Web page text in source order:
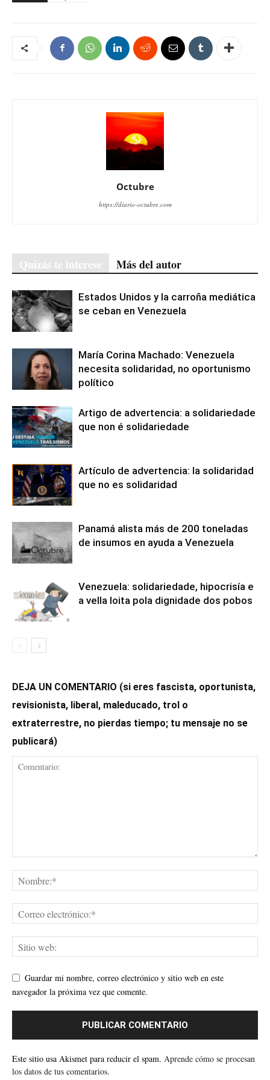
Octubre
https://diario-octubre.com
Quizás te interese Más del autor
Estados Unidos y la carroña mediática
se ceban en Venezuela
María Corina Machado: Venezuela
necesita solidaridad, no oportunismo
político
Artigo de advertencia: a solidariedade
que non é solidariedade
Artículo de advertencia: la solidaridad
que no es solidaridad
Panamá alista más de 200 toneladas
de insumos en ayuda a Venezuela
Venezuela: solidariedade, hipocrisía e
a vella loita pola dignidade dos pobos
DEJA UN COMENTARIO (si eres fascista, oportunista,
revisionista, liberal, maleducado, trol o
extraterrestre, no pierdas tiempo; tu mensaje no se
publicará)
Guardar mi nombre, correo electrónico y sitio web en este
navegador la próxima vez que comente.
Este sitio usa Akismet para reducir el spam. Aprende cómo se procesan
los datos de tus comentarios.